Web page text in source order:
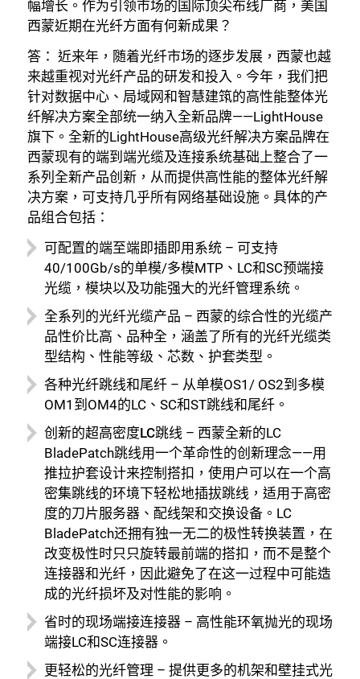
幅增长。作为引领市场的国际顶尖布线厂商，美国
西蒙近期在光纤方面有何新成果？
答： 近来年，随着光纤市场的逐步发展，西蒙也越
来越重视对光纤产品的研发和投入。今年，我们把
针对数据中心、局域网和智慧建筑的高性能整体光
纤解决方案全部统一纳入全新品牌——LightHouse
旗下。全新的LightHouse高级光纤解决方案品牌在
西蒙现有的端到端光缆及连接系统基础上整合了一
系列全新产品创新，从而提供高性能的整体光纤解
决方案，可支持几乎所有网络基础设施。具体的产
品组合包括：
可配置的端至端即插即用系统 – 可支持
40/100Gb/s的单模/多模MTP、LC和SC预端接
光缆，模块以及功能强大的光纤管理系统。
全系列的光纤光缆产品 – 西蒙的综合性的光缆产
品性价比高、品种全，涵盖了所有的光纤光缆类
型结构、性能等级、芯数、护套类型。
各种光纤跳线和尾纤 – 从单模OS1/ OS2到多模
OM1到OM4的LC、SC和ST跳线和尾纤。
创新的超高密度LC跳线 – 西蒙全新的LC
BladePatch跳线用一个革命性的创新理念——用
推拉护套设计来控制搭扣，使用户可以在一个高
密集跳线的环境下轻松地插拔跳线，适用于高密
度的刀片服务器、配线架和交换设备。LC
BladePatch还拥有独一无二的极性转换装置，在
改变极性时只只旋转最前端的搭扣，而不是整个
连接器和光纤，因此避免了在这一过程中可能造
成的光纤损坏及对性能的影响。
省时的现场端接连接器 – 高性能环氧抛光的现场
端接LC和SC连接器。
更轻松的光纤管理 – 提供更多的机架和壁挂式光